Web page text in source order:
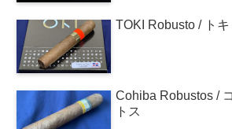
TOKI Robusto / トキ
Cohiba Robustos /
トス